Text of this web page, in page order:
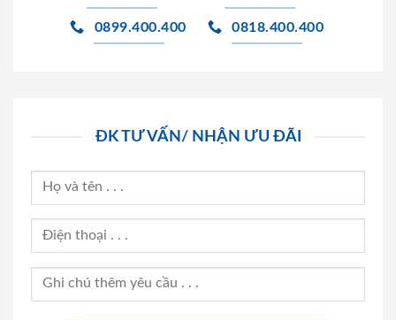
0899.400.400 0818.400.400
ĐK TƯ VẤN/ NHẬN ƯU ĐÃI